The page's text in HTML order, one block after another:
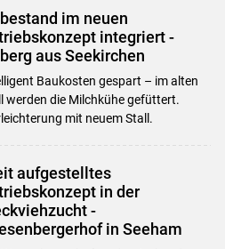
im neuen
integriert -
aus Seekirchen
Baukosten gespart – im alten
werden die Milchkühe gefüttert.
mit neuem Stall.
aufgestelltes
in der
-
in Seeham